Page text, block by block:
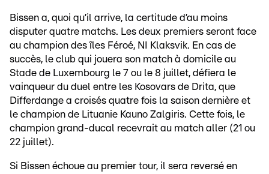
Bissen a, quoi qu’il arrive, la certitude d’au moins
disputer quatre matchs. Les deux premiers seront face
au champion des îles Féroé, NI Klaksvik. En cas de
succès, le club qui jouera son match à domicile au
Stade de Luxembourg le 7 ou le 8 juillet, défiera le
vainqueur du duel entre les Kosovars de Drita, que
Differdange a croisés quatre fois la saison dernière et
le champion de Lituanie Kauno Zalgiris. Cette fois, le
champion grand-ducal recevrait au match aller (21 ou
22 juillet).
Si Bissen échoue au premier tour, il sera reversé en